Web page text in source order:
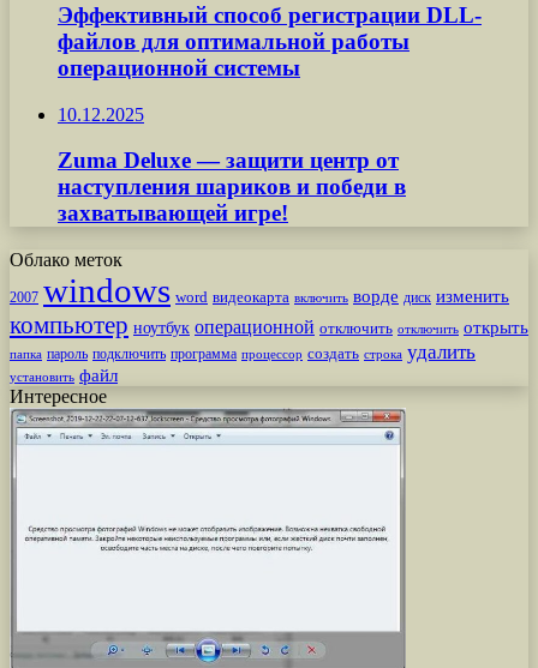
Эффективный способ регистрации DLL-
файлов для оптимальной работы
операционной системы
10.12.2025
Zuma Deluxe — защити центр от
наступления шариков и победи в
захватывающей игре!
Облако меток
2007 windows word видеокарта включить ворде диск изменить
компьютер ноутбук операционной отключить отключить открыть
папка пароль подключить программа процессор создать строка удалить
установить файл
Интересное